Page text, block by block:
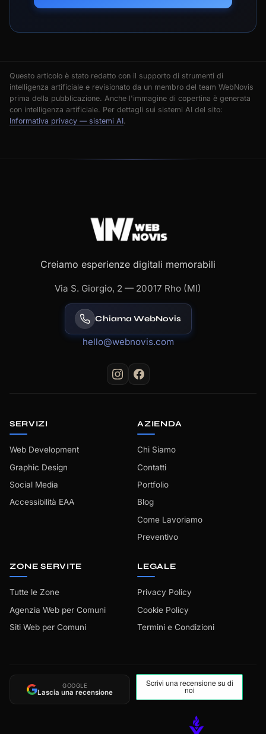
Questo articolo è stato redatto con il supporto di strumenti di
intelligenza artificiale e revisionato da un membro del team WebNovis
prima della pubblicazione. Anche l'immagine di copertina è generata
con intelligenza artificiale. Per dettagli sui sistemi AI del sito:
Informativa privacy — sistemi AI.
Creiamo esperienze digitali memorabili
Via S. Giorgio, 2 — 20017 Rho (MI)
Chiama WebNovis
hello@webnovis.com
SERVIZI
Web Development
Graphic Design
Social Media
Accessibilità EAA
AZIENDA
Chi Siamo
Contatti
Portfolio
Blog
Come Lavoriamo
Preventivo
ZONE SERVITE
Tutte le Zone
Agenzia Web per Comuni
Siti Web per Comuni
LEGALE
Privacy Policy
Cookie Policy
Termini e Condizioni
GOOGLE
Lascia una recensione